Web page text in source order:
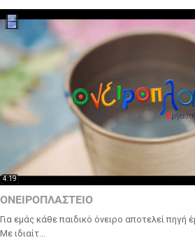
4:19
ΟΝΕΙΡΟΠΛΑΣΤΕΙΟ
Για εμάς κάθε παιδικό όνειρο αποτελεί πηγή
Με ιδιαίτ...